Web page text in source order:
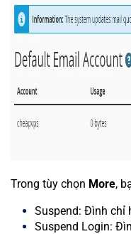
Trong tùy chọn More,
Suspend: Đình chỉ
Suspend Login: